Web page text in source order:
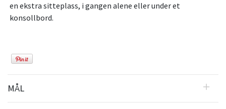
en ekstra sitteplass, i gangen alene eller under et
konsollbord.
MÅL